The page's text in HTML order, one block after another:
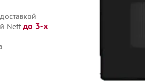
Neffдо 3-х